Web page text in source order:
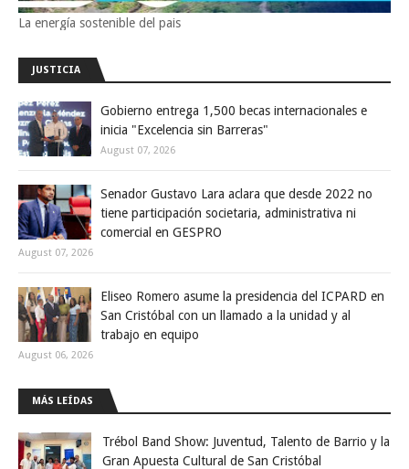
La energía sostenible del pais
JUSTICIA
Gobierno entrega 1,500 becas internacionales e
inicia "Excelencia sin Barreras"
August 07, 2026
Senador Gustavo Lara aclara que desde 2022 no
tiene participación societaria, administrativa ni
comercial en GESPRO
August 07, 2026
Eliseo Romero asume la presidencia del ICPARD en
San Cristóbal con un llamado a la unidad y al
trabajo en equipo
August 06, 2026
MÁS LEÍDAS
Trébol Band Show: Juventud, Talento de Barrio y la
Gran Apuesta Cultural de San Cristóbal